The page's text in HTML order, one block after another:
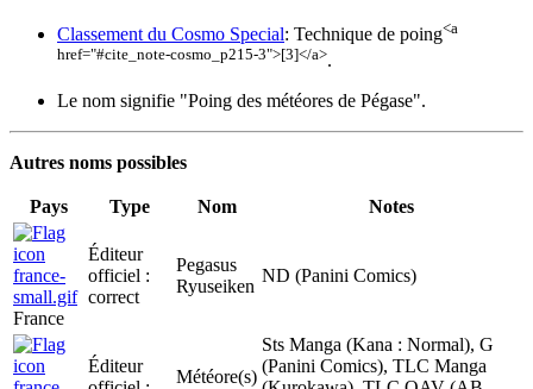
Classement du Cosmo Special: Technique de poing<a
href="#cite_note-cosmo_p215-3">[3]</a>.
Le nom signifie "Poing des météores de Pégase".
Autres noms possibles
Pays Type Nom Notes
France
Éditeur
officiel :
correct
Pegasus
Ryuseiken
ND (Panini Comics)
Éditeur
Météore(s)
Sts Manga (Kana : Normal), G
(Panini Comics), TLC Manga